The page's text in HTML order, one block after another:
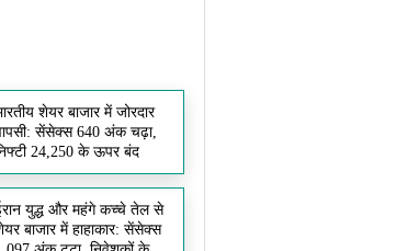
शेयर बाजार में जोरदार
सेंसेक्स 640 अंक चढ़ा,
24,250 के ऊपर बंद
युद्ध और महंगे कच्चे तेल से
बाजार में हाहाकार: सेंसेक्स